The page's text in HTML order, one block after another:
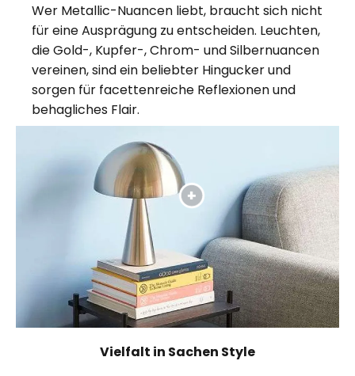
Wer Metallic-Nuancen liebt, braucht sich nicht
für eine Ausprägung zu entscheiden. Leuchten,
die Gold-, Kupfer-, Chrom- und Silbernuancen
vereinen, sind ein beliebter Hingucker und
sorgen für facettenreiche Reflexionen und
behagliches Flair.
Vielfalt in Sachen Style